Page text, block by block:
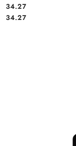
Cena:
34.27
Cena:
34.27